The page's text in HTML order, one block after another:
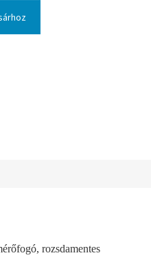
rozsdamentes